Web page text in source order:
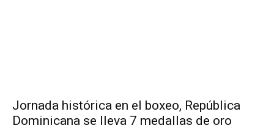
Jornada histórica en el boxeo, República
Dominicana se lleva 7 medallas de oro